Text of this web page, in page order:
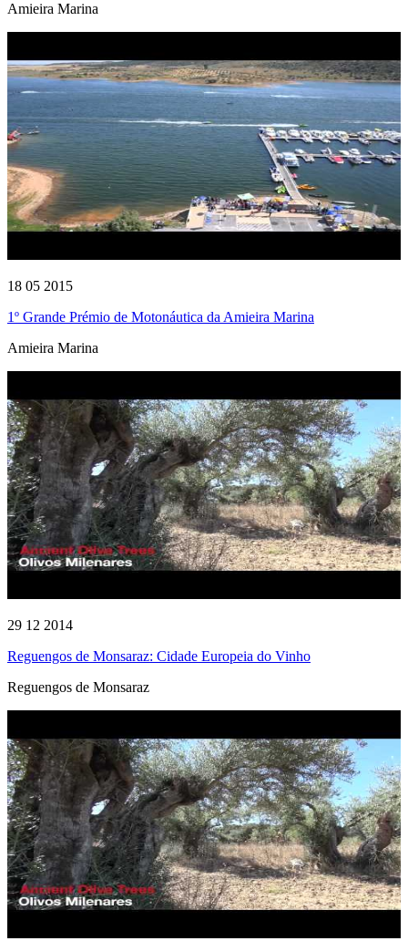
Amieira Marina
18 05 2015
1º Grande Prémio de Motonáutica da Amieira Marina
Amieira Marina
29 12 2014
Reguengos de Monsaraz: Cidade Europeia do Vinho
Reguengos de Monsaraz